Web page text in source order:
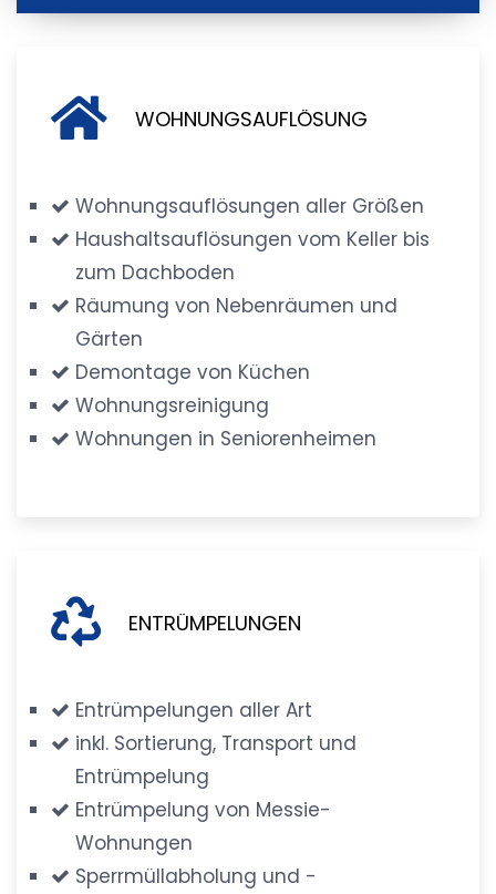
WOHNUNGSAUFLÖSUNG
Wohnungsauflösungen aller Größen
Haushaltsauflösungen vom Keller bis
zum Dachboden
Räumung von Nebenräumen und
Gärten
Demontage von Küchen
Wohnungsreinigung
Wohnungen in Seniorenheimen
ENTRÜMPELUNGEN
Entrümpelungen aller Art
inkl. Sortierung, Transport und
Entrümpelung
Entrümpelung von Messie-
Wohnungen
Sperrmüllabholung und -